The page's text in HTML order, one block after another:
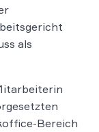
als
Bereich